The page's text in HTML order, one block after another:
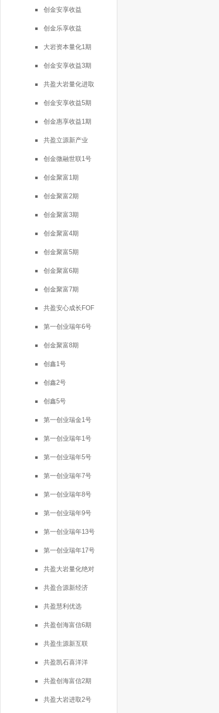
创金安享收益
创金乐享收益
大岩资本量化1期
创金安享收益3期
共盈大岩量化进取
创金安享收益5期
创金惠享收益1期
共盈立源新产业
创金微融世联1号
创金聚富1期
创金聚富2期
创金聚富3期
创金聚富4期
创金聚富5期
创金聚富6期
创金聚富7期
共盈安心成长FOF
第一创业瑞年6号
创金聚富8期
创鑫1号
创鑫2号
创鑫5号
第一创业瑞金1号
第一创业瑞年1号
第一创业瑞年5号
第一创业瑞年7号
第一创业瑞年8号
第一创业瑞年9号
第一创业瑞年13号
第一创业瑞年17号
共盈大岩量化绝对
共盈合源新经济
共盈慧利优选
共盈创海富信6期
共盈生源新互联
共盈凯石喜洋洋
共盈创海富信2期
共盈大岩进取2号